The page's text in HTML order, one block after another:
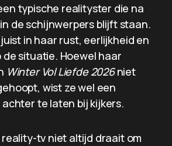
typische realityster die na
de schijnwerpers blijft staan.
in haar rust, eerlijkheid en
situatie. Hoewel haar
Winter Vol Liefde 2026niet
wist ze wel een
te laten bij kijkers.
tv niet altijd draait om